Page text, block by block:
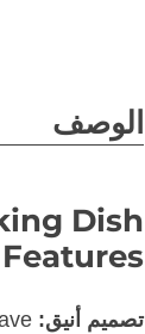
الوصف
Dish
تصميم أنيق: